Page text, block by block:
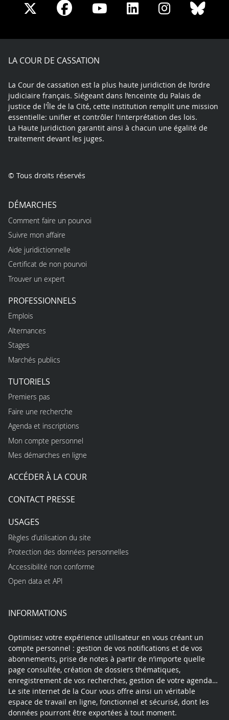
Share
X
Share
Facebook
Share
Youtube
Share
LinkedIn
Share
Instagram
LA COUR DE CASSATION
La Cour de cassation est la plus haute juridiction de l’ordre
judiciaire français. Siégeant dans l’enceinte du Palais de
justice de l'Île de la Cité, cette institution remplit une mission
essentielle: unifier et contrôler l'interprétation des lois.
La Haute Juridiction garantit ainsi à chacun une égalité de
traitement devant les juges.
© Tous droits réservés
DÉMARCHES
Comment faire un pourvoi
Suivre mon affaire
Aide juridictionnelle
Certificat de non pourvoi
Trouver un expert
PROFESSIONNELS
Emplois
Alternances
Stages
Marchés publics
TUTORIELS
Premiers pas
Faire une recherche
Agenda et inscriptions
Mon compte personnel
Mes démarches en ligne
ACCÉDER À LA COUR
CONTACT PRESSE
USAGES
Règles d’utilisation du site
Protection des données personnelles
Accessibilité non conforme
Open data et API
INFORMATIONS
Optimisez votre expérience utilisateur en vous créant un
compte personnel : gestion de vos notifications et de vos
abonnements, prise de notes à partir de n’importe quelle
page consultée, création de dossiers thématiques,
enregistrement de vos recherches, gestion de votre agenda…
Le site internet de la Cour vous offre ainsi un véritable
espace de travail en ligne, fonctionnel et sécurisé, dont les
données pourront être exportées à tout moment.